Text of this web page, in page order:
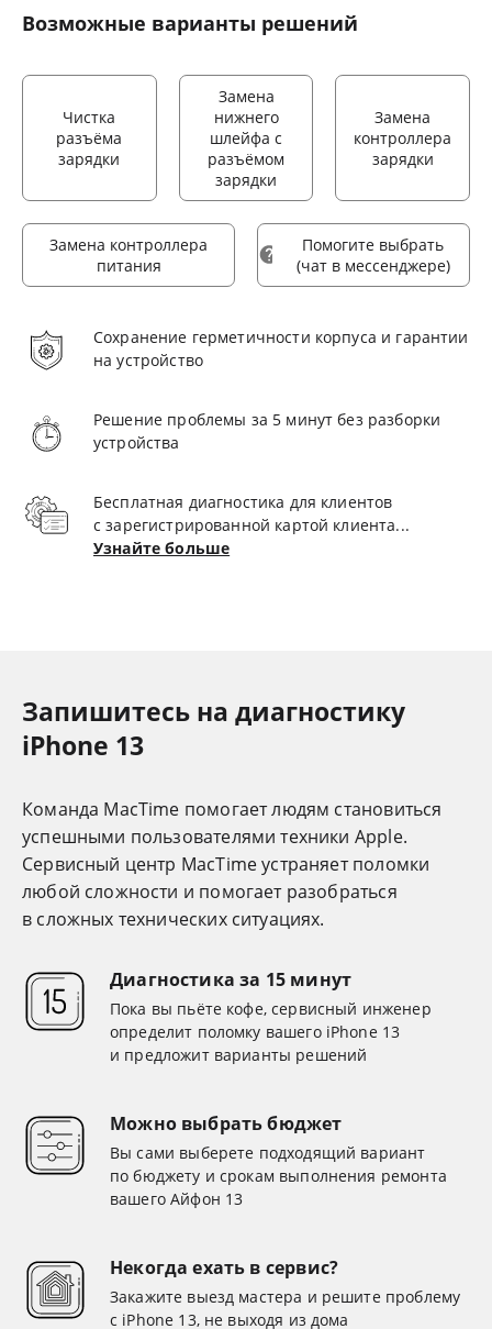
Возможные варианты решений
Чистка
разъёма
зарядки
Замена
нижнего
шлейфа с
разъёмом
зарядки
Замена
контроллера
зарядки
Замена контроллера
питания
Помогите выбрать
(чат в мессенджере)
Сохранение герметичности корпуса и гарантии
на устройство
Решение проблемы за 5 минут без разборки
устройства
Бесплатная диагностика для клиентов
с зарегистрированной картой клиента...
Узнайте больше
Запишитесь на диагностику
iPhone 13
Команда MacTime помогает людям становиться
успешными пользователями техники Apple.
Cервисный центр MacTime устраняет поломки
любой сложности и помогает разобраться
в сложных технических ситуациях.
Диагностика за 15 минут
Пока вы пьёте кофе, сервисный инженер
определит поломку вашего iPhone 13
и предложит варианты решений
Можно выбрать бюджет
Вы сами выберете подходящий вариант
по бюджету и срокам выполнения ремонта
вашего Айфон 13
Некогда ехать в сервис?
Закажите выезд мастера и решите проблему
с iPhone 13, не выходя из дома